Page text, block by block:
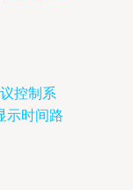
控制系
示时间路